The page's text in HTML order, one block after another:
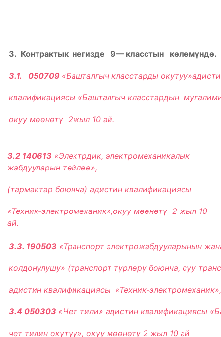
3. Контрактык негизде 9— класстын кѳлѳмүндѳ.
3.1. 050709 «Башталгыч класстарды
квалификациясы «Башталгыч класстардын
окуу мѳѳнѳтү 2жыл 10 ай.
3.2 140613 «Электрдик, электромеханикалык
жабдууларын тейлѳѳ»,
(тармактар боюнча) адистин квалификациясы
«Техник-электромеханик»,окуу мѳѳнѳтү 2 жыл 10
ай.
3.3. 190503 «Транспорт электрожабдууларынын
колдонулушу» (транспорт түрлѳрү боюнча, суу
адистин квалификациясы «Техник-
3.4 050303 «Чет тили» адистин квалификациясы
чет тилин окутуу», окуу мөөнөтү 2 жыл 10 ай